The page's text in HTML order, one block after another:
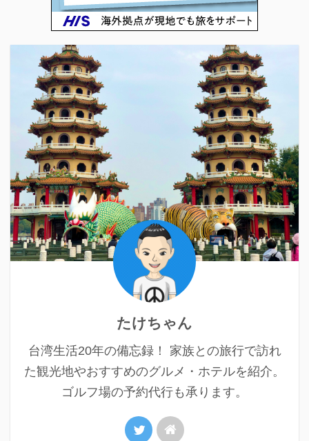
たけちゃん
台湾生活20年の備忘録！ 家族との旅行で訪れ
た観光地やおすすめのグルメ・ホテルを紹介。
ゴルフ場の予約代行も承ります。